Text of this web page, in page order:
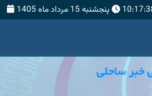
پنجشنبه 15 مرداد ماه 1405